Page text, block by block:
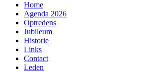
Home
Agenda 2026
Optredens
Jubileum
Historie
Links
Contact
Leden